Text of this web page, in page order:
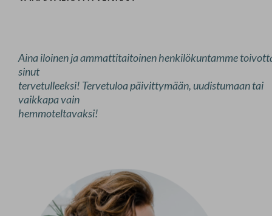
Aina iloinen ja ammattitaitoinen henkilökuntamme
sinut
tervetulleeksi! Tervetuloa päivittymään, uudistumaan tai
vaikkapa vain
hemmoteltavaksi!